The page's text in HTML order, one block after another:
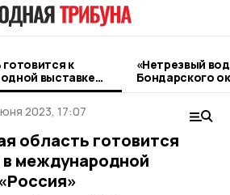
к
выставке
«Нетрезвый
Бондарского
контроль
2023, 17:07
область готовится
в международной